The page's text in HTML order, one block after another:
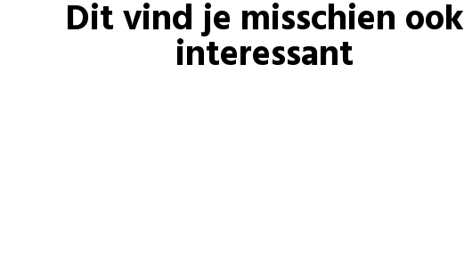
Dit vind je misschien ook
interessant